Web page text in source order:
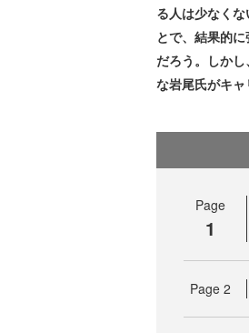
る人は少なく
とで、結果的
だろう。しか
な岩尾氏がキャ
Page
1
Page 2